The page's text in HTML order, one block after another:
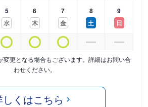
5
水
6
木
7
金
8
土
9
日
変更となる場合もございます。詳細はお問い合
わせください。
しくはこちら